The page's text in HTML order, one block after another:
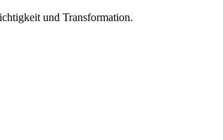
und Transformation.